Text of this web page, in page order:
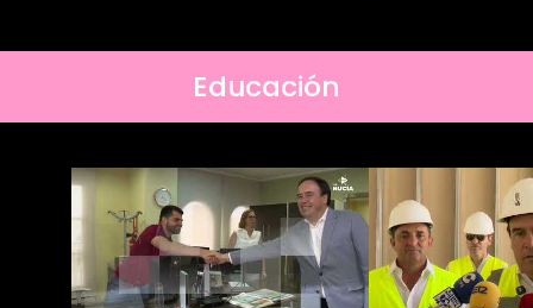
Educación